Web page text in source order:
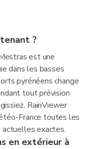
?
est une
dans les basses
pyrénéens change
tout prévision
RainViewer
France toutes les
actuelles exactes.
en extérieur à